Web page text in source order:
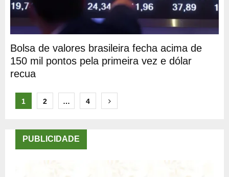
Bolsa de valores brasileira fecha acima de
150 mil pontos pela primeira vez e dólar
recua
Paginação
posts
1 2 … 4
PUBLICIDADE